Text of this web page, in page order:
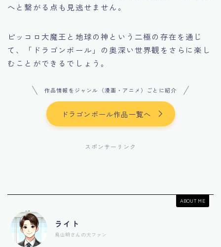
へと繋がる点も見逃せません。
ピッコロ大魔王と地球の神という二極の存在を通じ
て、「ドラゴンボール」の奥深い世界観をさらに楽し
むことができるでしょう。
作品情報をジャンル（漫画・アニメ）ごとに紹介
ドラゴンボール作品一覧へ
スポンサーリンク
ABOUT ME
ライト
鳥山明さんの大ファン